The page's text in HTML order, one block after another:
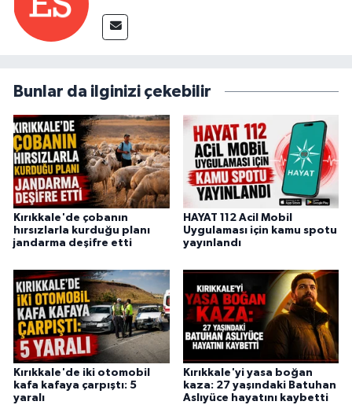
Bunlar da ilginizi çekebilir
Kırıkkale'de çobanın
hırsızlarla kurduğu planı
jandarma deşifre etti
HAYAT 112 Acil Mobil
Uygulaması için kamu spotu
yayınlandı
Kırıkkale'de iki otomobil
kafa kafaya çarpıştı: 5
yaralı
Kırıkkale'yi yasa boğan
kaza: 27 yaşındaki Batuhan
Aslıyüce hayatını kaybetti